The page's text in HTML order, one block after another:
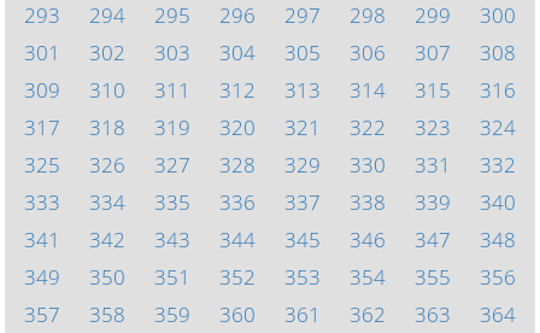
293
294 295 296 297 298 299
300
301
302 303 304 305 306 307
308
309
310 311 312 313 314 315
316
317
318 319 320 321 322 323
324
325
326 327 328 329 330 331
332
333
334 335 336 337 338 339
340
341
342 343 344 345 346 347
348
349
350 351 352 353 354 355
356
357
358 359 360 361 362 363 364